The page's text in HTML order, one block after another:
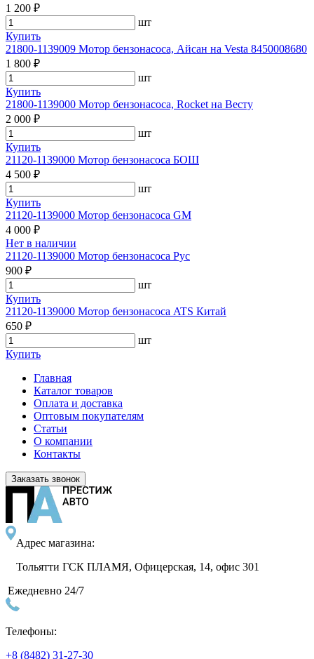
1 200 ₽
шт
Купить
21800-1139009 Мотор бензонасоса, Айсан на Vesta 8450008680
1 800 ₽
шт
Купить
21800-1139000 Мотор бензонасоса, Rocket на Весту
2 000 ₽
шт
Купить
21120-1139000 Мотор бензонасоса БОШ
4 500 ₽
шт
Купить
21120-1139000 Мотор бензонасоса GM
4 000 ₽
Нет в наличии
21120-1139000 Мотор бензонасоса Рус
900 ₽
шт
Купить
21120-1139000 Мотор бензонасоса ATS Китай
650 ₽
шт
Купить
Главная
Каталог товаров
Оплата и доставка
Оптовым покупателям
Статьи
О компании
Контакты
Заказать звонок
Адрес магазина:
Тольятти ГСК ПЛАМЯ, Офицерская, 14, офис 301
Ежедневно 24/7
Телефоны:
+8 (8482) 31-27-30